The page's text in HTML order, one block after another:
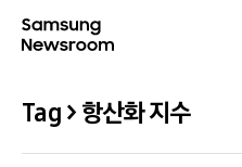
Tag > 항산화 지수